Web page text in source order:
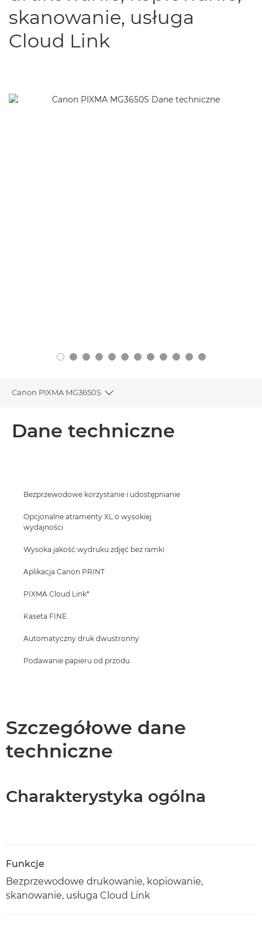
skanowanie, usługa
Cloud Link
Canon PIXMA MG3650S
Toggle breadcrumbs
Dane techniczne
Bezprzewodowe korzystanie i udostępnianie
Opcjonalne atramenty XL o wysokiej
wydajności
Wysoka jakość wydruku zdjęć bez ramki
Aplikacja Canon PRINT
PIXMA Cloud Link*
Kaseta FINE
Automatyczny druk dwustronny
Podawanie papieru od przodu
Szczegółowe dane
techniczne
Charakterystyka ogólna
Funkcje
Bezprzewodowe drukowanie, kopiowanie,
skanowanie, usługa Cloud Link